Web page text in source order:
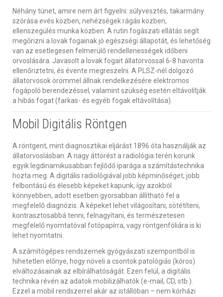
Néhány tünet, amire nem árt figyelni: súlyvesztés, takarmány
szórása evés közben, nehézségek rágás közben,
ellenszegülés munka közben. A rutin fogászati ellátás segít
megőrizni a lovak fogainak jó egészségi állapotát, és lehetőség
van az esetlegesen felmerülő rendellenességek időbeni
orvoslására. Javasolt a lovak fogait állatorvossal 6-8 havonta
ellenőriztetni, és évente megreszelni. A PLSZ-nél dolgozó
állatorvosok örömmel állnak rendelkezésére elektromos
fogápoló berendezéssel, valamint szükség esetén eltávolítják
a hibás fogat (farkas- és egyéb fogak eltávolítása).
Mobil Digitális Röntgen
A röntgent, mint diagnosztikai eljárást 1896 óta használják az
állatorvoslásban. A nagy áttörést a radiológia terén korunk
egyik legdinamikusabban fejlődő iparága a számítástechnika
hozta meg. A digitális radiológiával jobb képminőséget, jobb
felbontású és élesebb képeket kapunk, így azokból
könnyebben, adott esetben gyorsabban állítható fel a
megfelelő diagnózis. A képeket lehet világosítani, sötétíteni,
kontrasztosabbá tenni, felnagyítani, és természetesen
megfelelő nyomtatóval fotópapírra, vagy röntgenfóliára is ki
lehet nyomtatni.
A számítógépes rendszernek gyógyászati szempontból is
hihetetlen előnye, hogy növeli a csontok patológiás (kóros)
elváltozásainak az elbírálhatóságát. Ezen felül, a digitális
technika révén az adatok mobilizálhatók (e-mail, CD, stb.).
Ezzel a mobil rendszerrel akár az istállóban – nem kórházi